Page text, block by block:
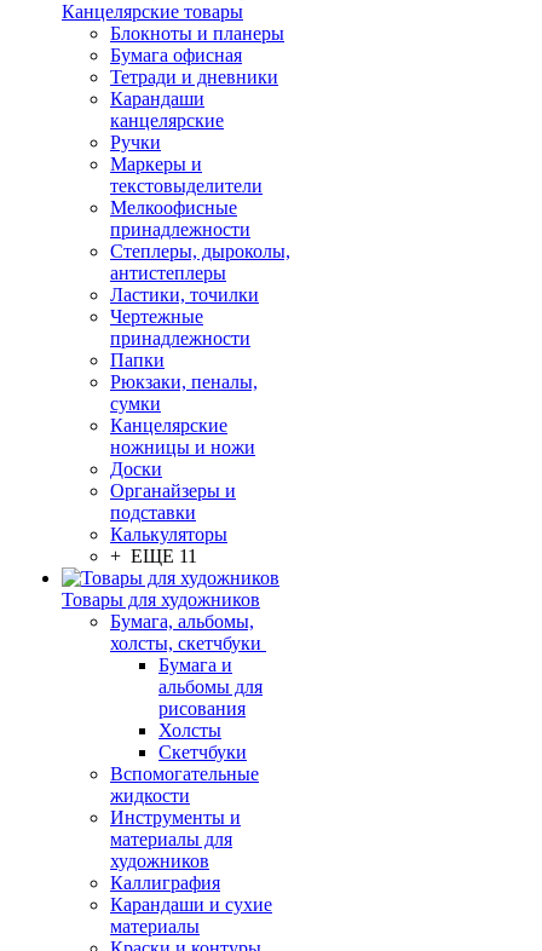
Канцелярские товары
Блокноты и планеры
Бумага офисная
Тетради и дневники
Карандаши
канцелярские
Ручки
Маркеры и
текстовыделители
Мелкоофисные
принадлежности
Степлеры, дыроколы,
антистеплеры
Ластики, точилки
Чертежные
принадлежности
Папки
Рюкзаки, пеналы,
сумки
Канцелярские
ножницы и ножи
Доски
Органайзеры и
подставки
Калькуляторы
+ ЕЩЕ 11
Товары для художников
Бумага, альбомы,
холсты, скетчбуки
Бумага и
альбомы для
рисования
Холсты
Скетчбуки
Вспомогательные
жидкости
Инструменты и
материалы для
художников
Каллиграфия
Карандаши и сухие
материалы